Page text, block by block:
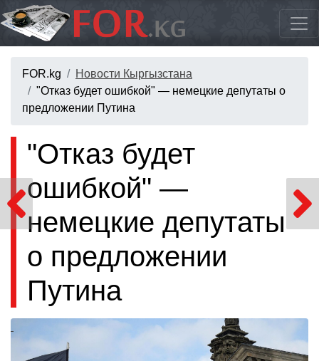
FOR.kg
Новости Кыргызстана
"Отказ будет ошибкой" — немецкие депутаты о
предложении Путина
"Отказ будет
ошибкой" —
немецкие депутаты
о предложении
Путина